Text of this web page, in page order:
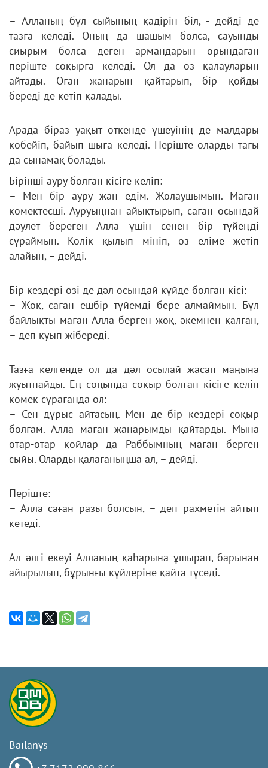
– Алланың бұл сыйының қадірін біл, - дейді де
тазға келеді. Оның да шашым болса, сауынды
сиырым болса дегенармандарын орындаған
періште соқырға келеді. Ол да өз қалауларын
айтады. Оған жанарын қайтарып, бір қойды
береді де кетіп қалады.
Арада біраз уақыт өткенде үшеуінің де малдары
көбейіп, байып шыға келеді. Періште оларды тағы
да сынамақ болады.
Бірінші ауру болған кісіге келіп:
– Мен бір ауру жан едім. Жолаушымын. Маған
көмектесші. Ауруыңнан айықтырып, саған осындай
дәулет береген Алла үшін сенен бір түйеңді
сұраймын. Көлік қылып мініп, өз еліме жетіп
алайын, – дейді.
Бір кездері өзі де дәл осындай күйде болған кісі:
– Жоқ, саған ешбір түйемді бере алмаймын. Бұл
байлықты маған Алла берген жоқ, әкемнен қалған,
– деп қуып жібереді.
Тазға келгенде ол да дәл осылай жасап маңына
жуытпайды. Ең соңында соқыр болған кісіге келіп
көмек сұрағанда ол:
– Сен дұрыс айтасың. Мен де бір кездері соқыр
болғам. Алла маған жанарымды қайтарды. Мына
отар-отар қойлар да Раббымның маған берген
сыйы. Оларды қалағаныңша ал, – дейді.
Періште:
– Алла саған разы болсын, – деп рахметін айтып
кетеді.
Ал әлгі екеуі Алланың қаһарына ұшырап, барынан
айырылып, бұрынғы күйлеріне қайта түседі.
Baılanys